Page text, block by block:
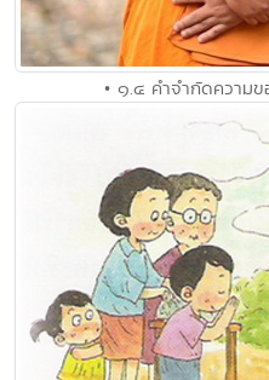
• ๑.๔ คำจำกัดความ